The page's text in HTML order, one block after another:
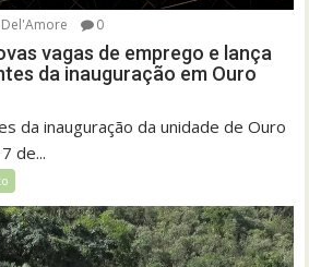
0
vagas de emprego e lança
da inauguração em Ouro
da inauguração da unidade de Ouro
de...